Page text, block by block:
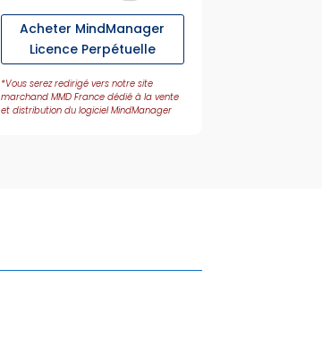
Acheter MindManager
Licence Perpétuelle
*Vous serez redirigé vers notre site
marchand MMD France dédié à la vente
et distribution du logiciel MindManager